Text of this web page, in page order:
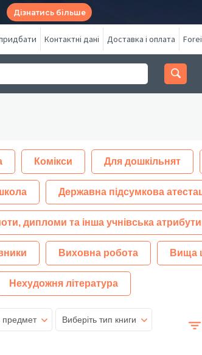
Дізнатись більше
Контактні дані Доставка і оплата
Комікси Для дошкільнят
Державна підсумкова
дипломи та інша учнівська
Виховна робота Вища
Нехудожня література
предмет Виберіть тип книги